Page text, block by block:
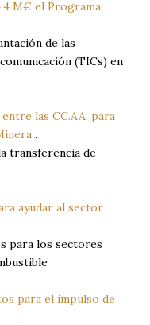
M€ el Programa
de las
(TICs) en
las CC.AA. para
.
transferencia de
ayudar al sector
para los sectores
para el impulso de